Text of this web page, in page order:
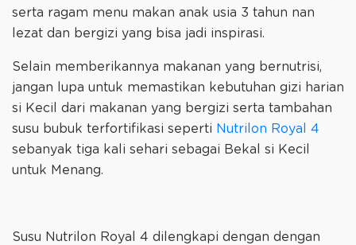
serta ragam menu makan anak usia 3 tahun nan
lezat dan bergizi yang bisa jadi inspirasi.
Selain memberikannya makanan yang bernutrisi,
jangan lupa untuk memastikan kebutuhan gizi harian
si Kecil dari makanan yang bergizi serta tambahan
susu bubuk terfortifikasi seperti Nutrilon Royal 4
sebanyak tiga kali sehari sebagai Bekal si Kecil
untuk Menang.
Susu Nutrilon Royal 4 dilengkapi dengan dengan